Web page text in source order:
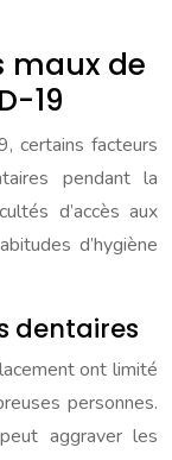
maux de
19
certains facteurs
pendant la
d’accès aux
d’hygiène
dentaires
ont limité
personnes.
aggraver les